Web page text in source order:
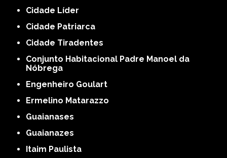
Cidade Líder
Cidade Patriarca
Cidade Tiradentes
Conjunto Habitacional Padre Manoel da
Nóbrega
Engenheiro Goulart
Ermelino Matarazzo
Guaianases
Guaianazes
Itaim Paulista